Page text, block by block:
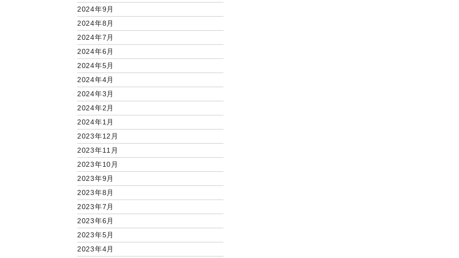
2024年9月
2024年8月
2024年7月
2024年6月
2024年5月
2024年4月
2024年3月
2024年2月
2024年1月
2023年12月
2023年11月
2023年10月
2023年9月
2023年8月
2023年7月
2023年6月
2023年5月
2023年4月